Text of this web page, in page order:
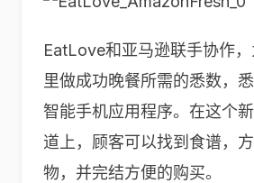
EatLove和亚马逊联手协作
里做成功晚餐所需的悉数，
智能手机应用程序。在这个
道上，顾客可以找到食谱，
物，并完结方便的购买。